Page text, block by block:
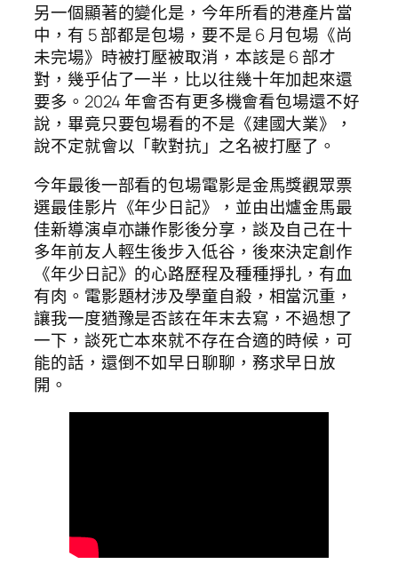
另一個顯著的變化是，今年所看的港產片當
中，有 5 部都是包場，要不是 6 月包場《尚
未完場》時被打壓被取消，本該是 6 部才
對，幾乎佔了一半，比以往幾十年加起來還
要多。2024 年會否有更多機會看包場還不好
說，畢竟只要包場看的不是《建國大業》，
說不定就會以「軟對抗」之名被打壓了。
今年最後一部看的包場電影是金馬獎觀眾票
選最佳影片《年少日記》，並由出爐金馬最
佳新導演卓亦謙作影後分享，談及自己在十
多年前友人輕生後步入低谷，後來決定創作
《年少日記》的心路歷程及種種掙扎，有血
有肉。電影題材涉及學童自殺，相當沉重，
讓我一度猶豫是否該在年末去寫，不過想了
一下，談死亡本來就不存在合適的時候，可
能的話，還倒不如早日聊聊，務求早日放
開。